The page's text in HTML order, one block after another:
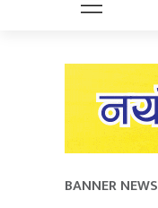
BANNER NEWS